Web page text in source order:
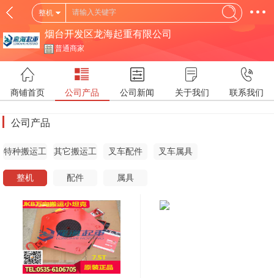
整机
烟台开发区龙海起重有限公司
普通商家
商铺首页 公司产品 公司新闻 关于我们 联系我们
公司产品
特种搬运工
其它搬运工
叉车配件 叉车属具
整机 配件 属具